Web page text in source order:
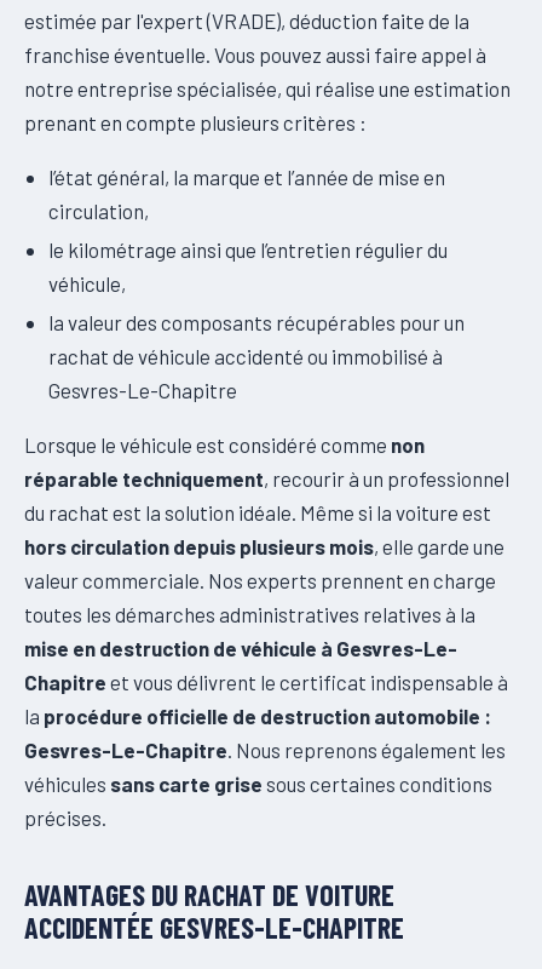
estimée par l'expert (VRADE), déduction faite de la
franchise éventuelle. Vous pouvez aussi faire appel à
notre entreprise spécialisée, qui réalise une estimation
prenant en compte plusieurs critères :
l’état général, la marque et l’année de mise en
circulation,
le kilométrage ainsi que l’entretien régulier du
véhicule,
la valeur des composants récupérables pour un
rachat de véhicule accidenté ou immobilisé à
Gesvres-Le-Chapitre
Lorsque le véhicule est considéré comme non
réparable techniquement, recourir à un professionnel
du rachat est la solution idéale. Même si la voiture est
hors circulation depuis plusieurs mois, elle garde une
valeur commerciale. Nos experts prennent en charge
toutes les démarches administratives relatives à la
mise en destruction de véhicule à Gesvres-Le-
Chapitre et vous délivrent le certificat indispensable à
la procédure officielle de destruction automobile :
Gesvres-Le-Chapitre . Nous reprenons également les
véhicules sans carte grise sous certaines conditions
précises.
AVANTAGES DU RACHAT DE VOITURE
ACCIDENTÉE GESVRES-LE-CHAPITRE